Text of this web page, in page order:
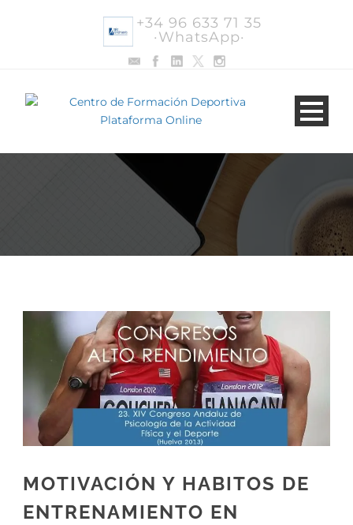
+34 96 633 71 35
·WhatsApp·
MOTIVACIÓN Y HABITOS DE
ENTRENAMIENTO EN